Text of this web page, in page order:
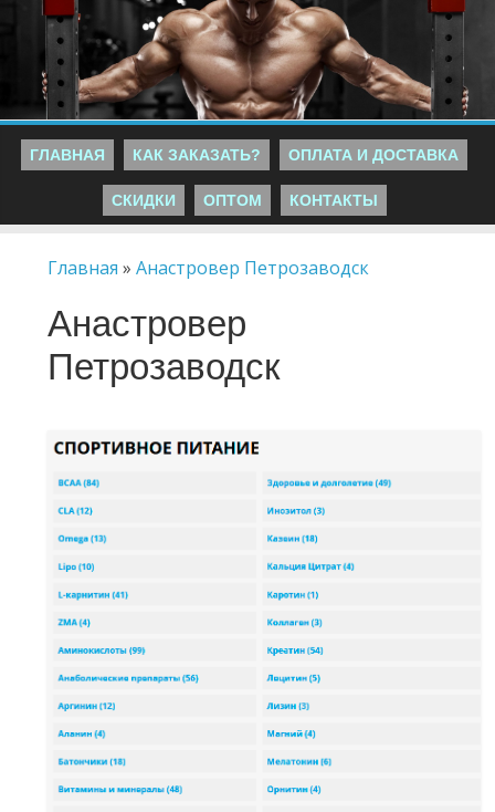
ГЛАВНАЯ КАК ЗАКАЗАТЬ? ОПЛАТА И ДОСТАВКА
СКИДКИ ОПТОМ КОНТАКТЫ
Главная »Анастровер Петрозаводск
Анастровер
Петрозаводск